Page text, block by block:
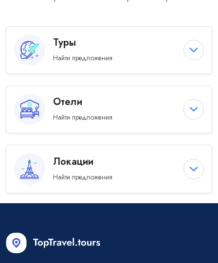
Туры
Найти предложения
Отели
Найти предложения
Локации
Найти предложения